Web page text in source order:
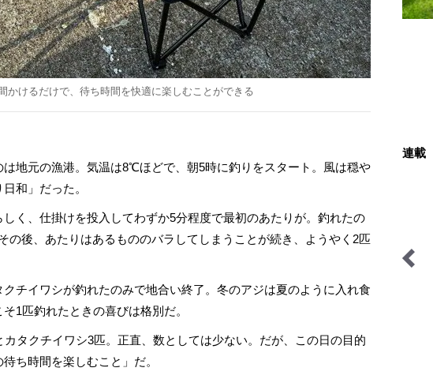
かけるだけで、待ち時間を快適に楽しむことができる
地元の漁港。気温は8℃ほどで、朝5時に釣りをスタート。風は穏や
和」だった。
く、仕掛けを投入してわずか5分程度で最初のあたりが。釣れたの
の後、あたりはあるもののバラしてしまうことが続き、ようやく2匹
チイワシが釣れたのみで地合い終了。冬のアジは夏のように入れ食
1匹釣れたときの喜びは格別だ。
タクチイワシ3匹。正直、数としては少ない。だが、この日の目的
ち時間を楽しむこと」だ。
連載
・サウナ村建設記 ハイカー女子の一杯 焚き火の話